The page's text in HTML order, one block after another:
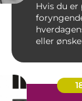
Hvis du
eller